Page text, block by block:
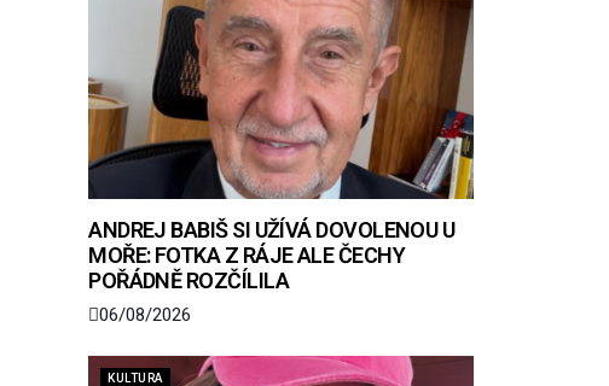
ANDREJ BABIŠ SI UŽÍVÁ DOVOLENOU U
MOŘE: FOTKA Z RÁJE ALE ČECHY
POŘÁDNĚ ROZČÍLILA
06/08/2026
KULTURA